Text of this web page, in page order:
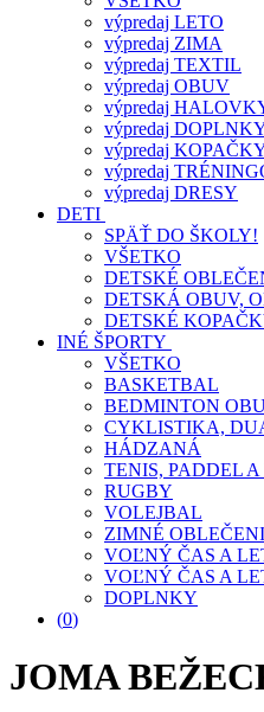
výpredaj LETO
výpredaj ZIMA
výpredaj TEXTIL
výpredaj OBUV
výpredaj
výpredaj
výpredaj
výpredaj
výpredaj DRESY
DETI
SPÄŤ DO ŠKOLY!
VŠETKO
DETSKÉ
DETSKÁ OBUV,
DETSKÉ
INÉ ŠPORTY
VŠETKO
BASKETBAL
BEDMINTON
CYKLISTIKA,
HÁDZANÁ
TENIS, PADDEL
RUGBY
VOLEJBAL
ZIMNÉ
VOĽNÝ ČAS A
VOĽNÝ ČAS A
DOPLNKY
(0)
JOMA